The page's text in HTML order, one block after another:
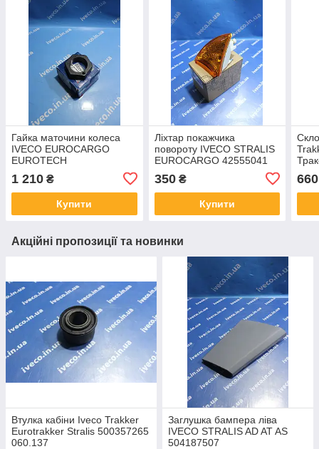
Гайка маточини колеса
IVECO EUROCARGO
EUROTECH
EUROSTAR STRALIS
7172933
1 210 ₴
Купити
Ліхтар покажчика
повороту IVECO STRALIS
EUROCARGO 42555041
поворотник івіко страліс
350₴
Купити
660
Акційні пропозиції та новинки
Втулка кабіни Iveco Trakker
Eurotrakker Stralis 500357265
060.137
Заглушка бампера ліва
IVECO STRALIS AD AT AS
504187507